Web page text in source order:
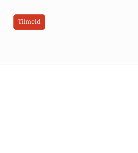
Tilmeld